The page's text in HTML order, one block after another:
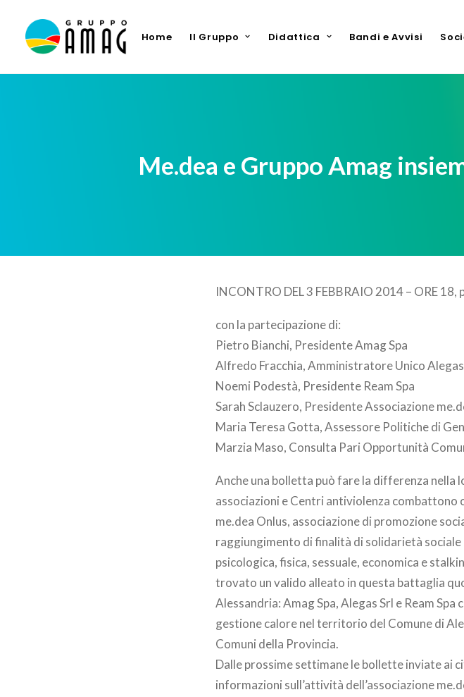
Home Il Gruppo Didattica Bandi e Avvisi
Me.dea e Gruppo Amag
INCONTRO DEL 3 FEBBRAIO 2014 – ORE 18,
con la partecipazione di:
Pietro Bianchi, Presidente Amag Spa
Alfredo Fracchia, Amministratore Unico
Noemi Podestà, Presidente Ream Spa
Sarah Sclauzero, Presidente Associazione
Maria Teresa Gotta, Assessore Politiche di
Marzia Maso, Consulta Pari Opportunità
Anche una bolletta può fare la differenza nella
associazioni e Centri antiviolenza combattono
me.dea Onlus, associazione di promozione
raggiungimento di finalità di solidarietà
psicologica, fisica, sessuale, economica e
trovato un valido alleato in questa battaglia
Alessandria: Amag Spa, Alegas Srl e Ream
gestione calore nel territorio del Comune di
Comuni della Provincia.
Dalle prossime settimane le bollette inviate ai
informazioni sull’attività dell’associazione